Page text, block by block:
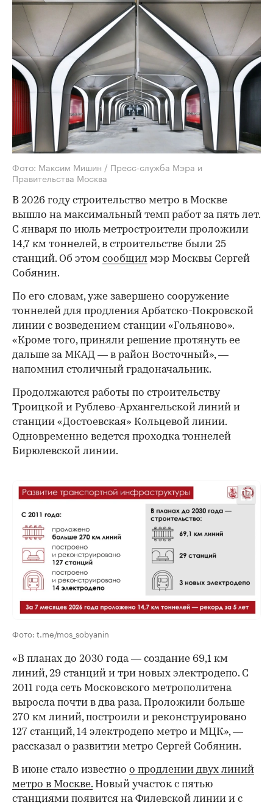
Фото: Максим Мишин / Пресс-служба Мэра и
Правительства Москва
В 2026 году строительство метро в Москве
вышло на максимальный темп работ за пять лет.
С января по июль метростроители проложили
14,7 км тоннелей, в строительстве были 25
станций. Об этом сообщил мэр Москвы Сергей
Собянин.
По его словам, уже завершено сооружение
тоннелей для продления Арбатско-Покровской
линии с возведением станции «Гольяново».
«Кроме того, приняли решение протянуть ее
дальше за МКАД — в район Восточный», —
напомнил столичный градоначальник.
Продолжаются работы по строительству
Троицкой и Рублево-Архангельской линий и
станции «Достоевская» Кольцевой линии.
Одновременно ведется проходка тоннелей
Бирюлевской линии.
00:00 /
Фото: t.me/mos_sobyanin
«В планах до 2030 года — создание 69,1 км
линий, 29 станций и три новых электродепо. С
2011 года сеть Московского метрополитена
выросла почти в два раза. Проложили больше
270 км линий, построили и реконструировано
127 станций, 14 электродепо метро и МЦК», —
рассказал о развитии метро Сергей Собянин.
В июне стало известно о продлении двух линий
метро в Москве. Новый участок с пятью
станциями появится на Филевской линии и с